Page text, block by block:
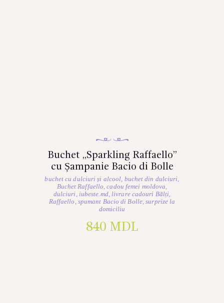
Buchet „Sparkling Raffaello”
cu Șampanie Bacio di Bolle
buchet cu dulciuri și alcool buchet din dulciuri
Buchet Raffaello ,cadou femei moldova
dulciuri iubeste.md, livrare cadouri Bălți
Raffaello spumant Bacio di Bolle ,surprize la
domiciliu
840 MDL